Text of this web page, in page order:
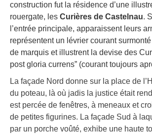
construction fut la résidence d’une
rouergate, les Curières de Castelnau.
l’entrée principale, apparaissent leurs
représentent un lévrier courant
de marquis et illustrent la devise des
post gloria currens” (courant toujours
La façade Nord donne sur la place de
du poteau, là où jadis la justice était
est percée de fenêtres, à meneaux et
de petites figurines. La façade Sud à
par un porche voûté, exhibe une haute